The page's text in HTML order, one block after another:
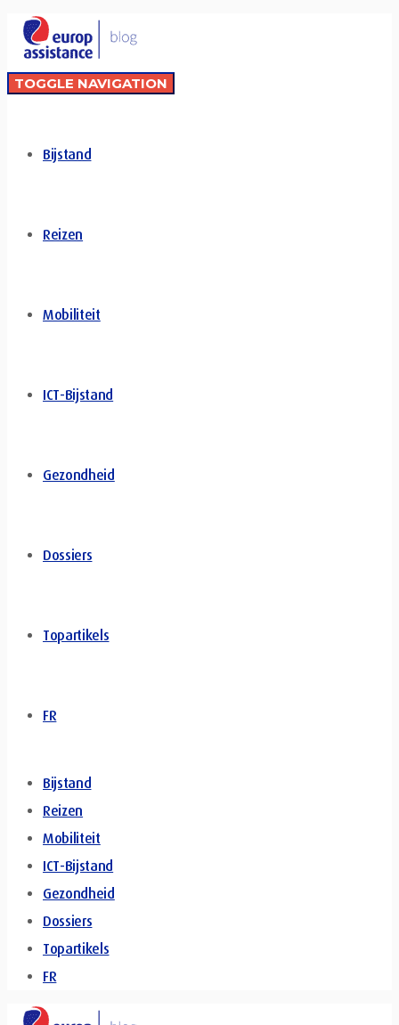
TOGGLE NAVIGATION
Bijstand
Reizen
Mobiliteit
ICT-Bijstand
Gezondheid
Dossiers
Topartikels
FR
Bijstand
Reizen
Mobiliteit
ICT-Bijstand
Gezondheid
Dossiers
Topartikels
FR